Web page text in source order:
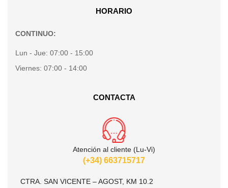
HORARIO
CONTINUO:
Lun - Jue: 07:00 - 15:00
Viernes: 07:00 - 14:00
CONTACTA
Atención al cliente (Lu-Vi)
(+34) 663715717
CTRA. SAN VICENTE – AGOST, KM 10.2